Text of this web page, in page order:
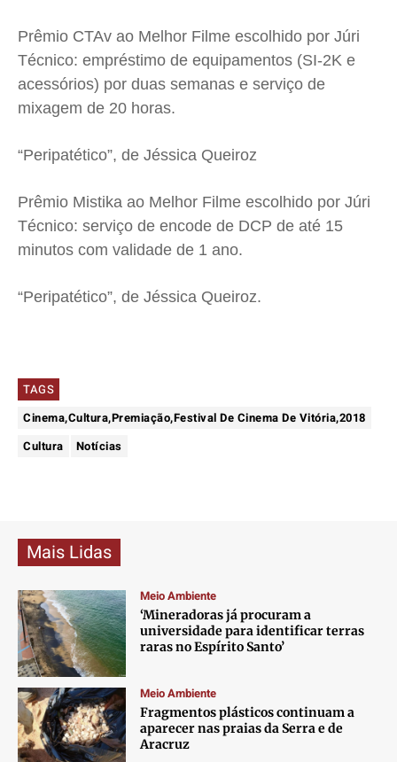
Prêmio CTAv ao Melhor Filme escolhido por Júri
Técnico: empréstimo de equipamentos (SI-2K e
acessórios) por duas semanas e serviço de
mixagem de 20 horas.
“Peripatético”, de Jéssica Queiroz
Prêmio Mistika ao Melhor Filme escolhido por Júri
Técnico: serviço de encode de DCP de até 15
minutos com validade de 1 ano.
“Peripatético”, de Jéssica Queiroz.
TAGS
Cinema,Cultura,Premiação,Festival De Cinema De Vitória,2018
Cultura
Notícias
Mais Lidas
Meio Ambiente
‘Mineradoras já procuram a
universidade para identificar terras
raras no Espírito Santo’
Meio Ambiente
Fragmentos plásticos continuam a
aparecer nas praias da Serra e de
Aracruz